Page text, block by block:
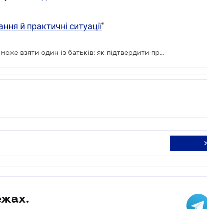
й практичні ситуації"
"Дитячу" відпустку може взяти один із батьків: як підтвердити право на відпустку?